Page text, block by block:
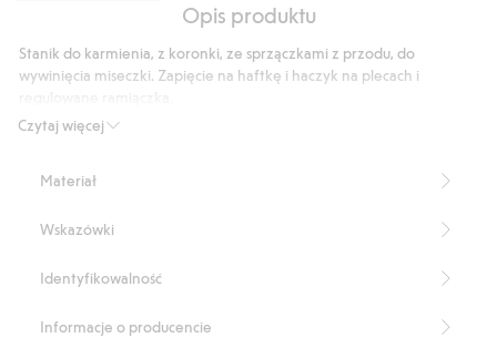
koronką
Opis produktu
Czytaj więcej
Stanik do karmienia, z koronki, ze sprzączkami z przodu, do
wywinięcia miseczki. Zapięcie na haftkę i haczyk na plecach i
Zapięcie na haczyk i haftkę
Produkt zawiera 84% poliamidu z odzysku.
Blended Recycled Polyamide
Materiał
Wskazówki
Identyfikowalność
Informacje o producencie